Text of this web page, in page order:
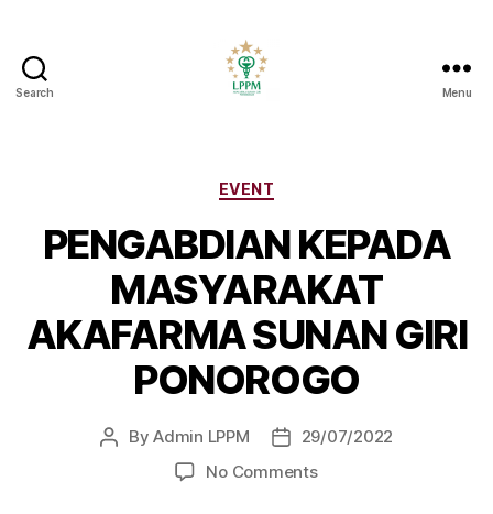
Search Menu
Categories
EVENT
PENGABDIAN KEPADA
MASYARAKAT
AKAFARMA SUNAN GIRI
PONOROGO
PostByAdmin LPPM
Post29/07/2022
No Commentson